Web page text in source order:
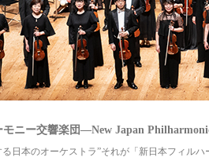
モニー交響楽団—New Japan
日本のオーケストラ”それが「新日本フィル